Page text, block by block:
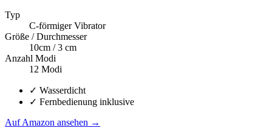
Typ
C-för­­­miger Vib­­­rator
Größe / Durchmesser
10cm / 3 cm
Anzahl Modi
12 Modi
✓ Wasserdicht
✓ Fernbedienung inklusive
Auf Amazon ansehen →